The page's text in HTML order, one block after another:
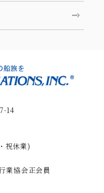
14
祝休業)
業協会正会員